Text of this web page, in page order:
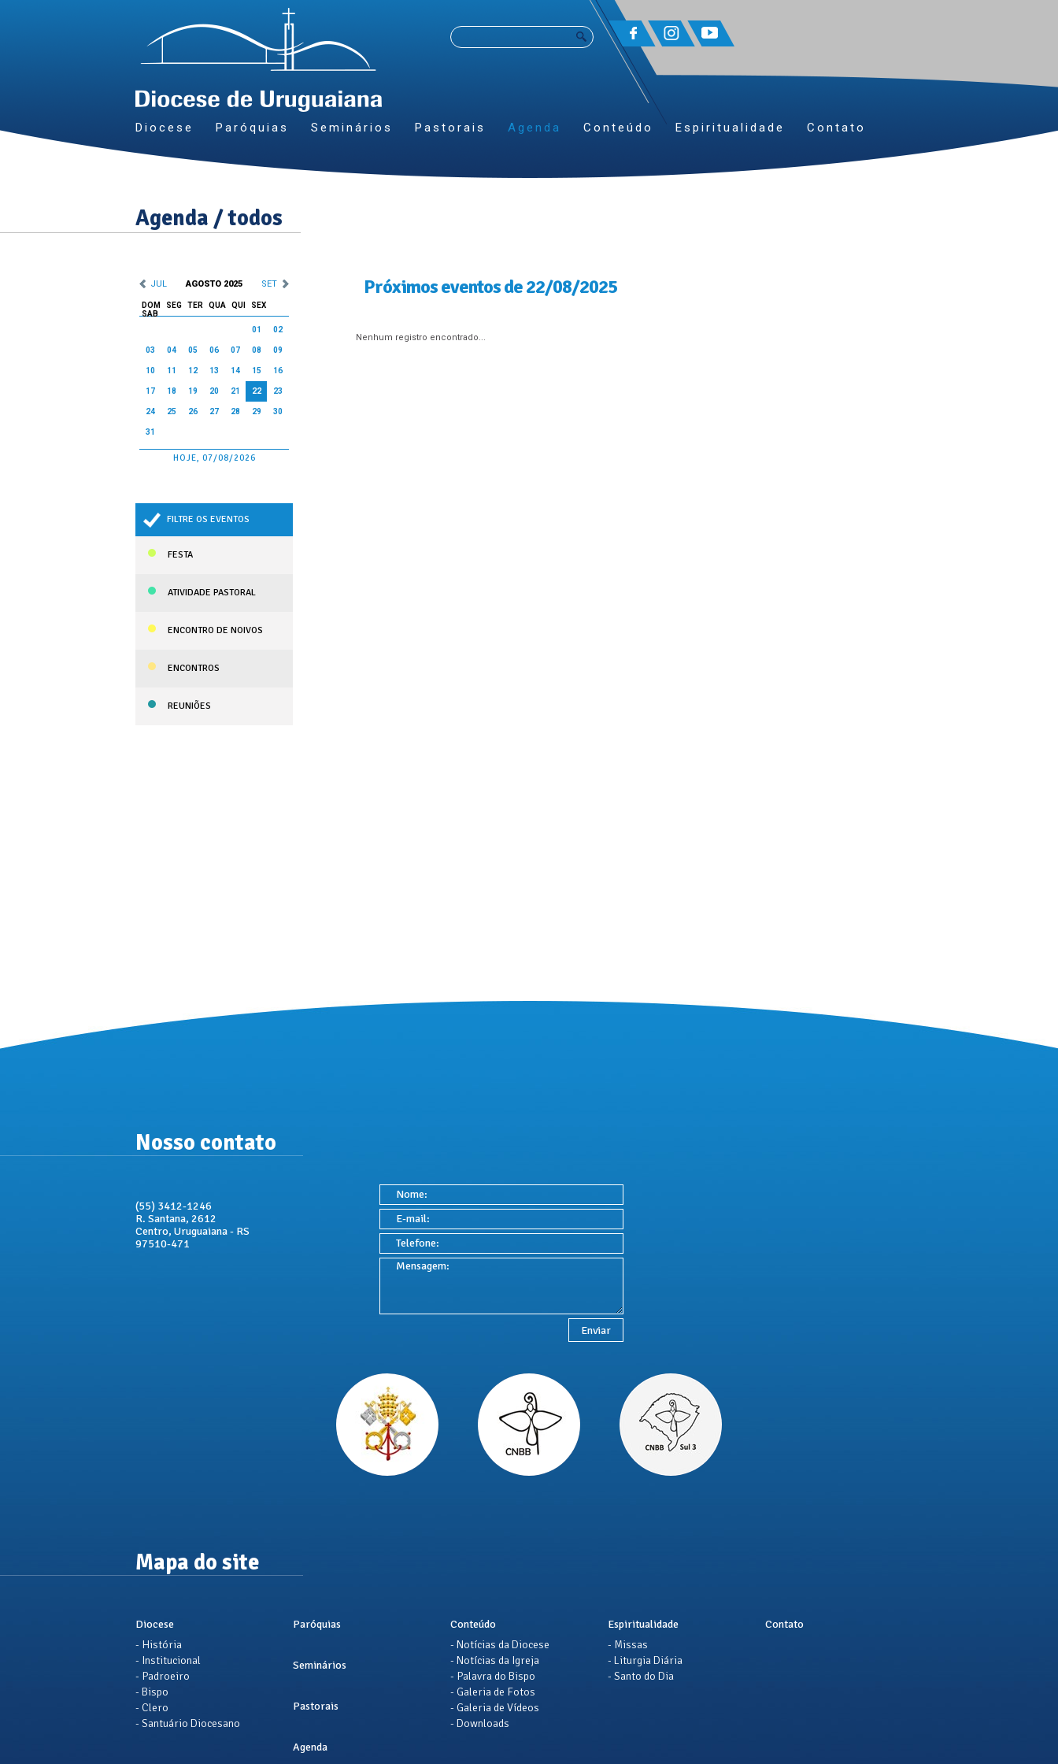
Diocese Paróquias Seminários Pastorais Agenda Conteúdo Espiritualidade Contato
Agenda / todos
JUL AGOSTO 2025 SET
DOM SEG TER QUA QUI
SEX
SAB
01
02
03 04 05 06 07 08 09
10 11 12 13 14 15 16
17 18 19 20 21 22 23
24 25 26 27 28 29 30
31
HOJE, 07/08/2026
FILTRE OS EVENTOS
FESTA
ATIVIDADE PASTORAL
ENCONTRO DE NOIVOS
ENCONTROS
REUNIÕES
Próximos eventos de 22/08/2025
Nenhum registro encontrado...
Nosso contato
(55) 3412-1246
R. Santana, 2612
Centro, Uruguaiana - RS
97510-471
Mapa do site
Diocese
- História
- Institucional
- Padroeiro
- Bispo
- Clero
- Santuário Diocesano
Paróquias
Seminários
Pastorais
Agenda
Conteúdo
- Notícias da Diocese
- Notícias da Igreja
- Palavra do Bispo
- Galeria de Fotos
- Galeria de Vídeos
- Downloads
Espiritualidade
- Missas
- Liturgia Diária
- Santo do Dia
Contato